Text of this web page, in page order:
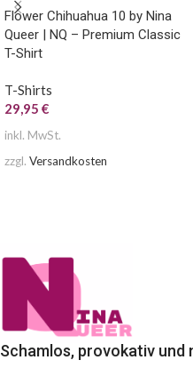
Flower Chihuahua 10 by Nina
Queer | NQ – Premium Classic
T-Shirt
T-Shirts
29,95 €
inkl. MwSt.
zzgl. Versandkosten
Schamlos, provokativ und